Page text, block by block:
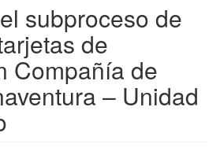
subproceso de
de
Compañía de
– Unidad